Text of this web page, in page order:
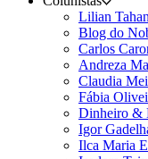
Lilian Tahan
Blog do
Carlos
Andreza
Claudia
Fábia
Dinheiro &
Igor
Ilca Maria